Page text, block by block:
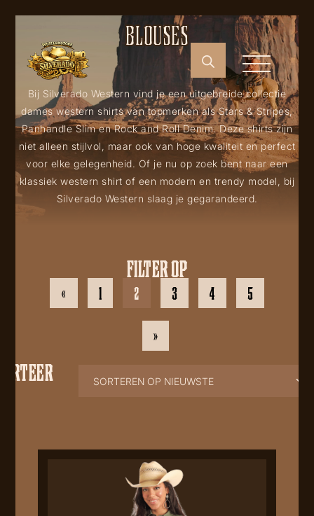
BLOUSES
Bij Silverado Western vind je een uitgebreide collectie
dames western shirts van topmerken als Stars & Stripes,
Panhandle Slim en Rock and Roll Denim. Deze shirts zijn
niet alleen stijlvol, maar ook van hoge kwaliteit en perfect
voor elke gelegenheid. Of je nu op zoek bent naar een
klassiek western shirt of een modern en trendy model, bij
Silverado Western slaag je gegarandeerd.
FILTER OP
« 1 2 3 4 5
»